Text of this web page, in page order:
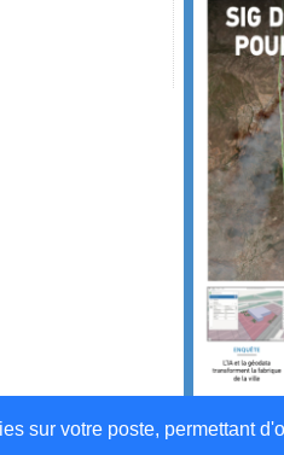
sur votre poste, permettant